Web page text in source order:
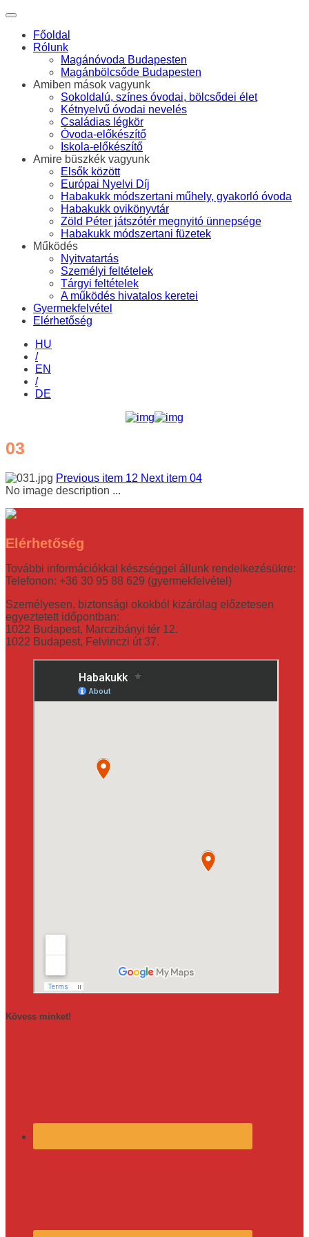
Főoldal
Rólunk
Magánóvoda Budapesten
Magánbölcsőde Budapesten
Amiben mások vagyunk
Sokoldalú, színes óvodai, bölcsődei élet
Kétnyelvű óvodai nevelés
Családias légkör
Óvoda-előkészítő
Iskola-előkészítő
Amire büszkék vagyunk
Elsők között
Európai Nyelvi Díj
Habakukk módszertani műhely, gyakorló óvoda
Habakukk ovikönyvtár
Zöld Péter játszótér megnyitó ünnepsége
Habakukk módszertani füzetek
Működés
Nyitvatartás
Személyi feltételek
Tárgyi feltételek
A működés hivatalos keretei
Gyermekfelvétel
Elérhetőség
HU
/
EN
/
DE
03
Previous item 12 Next item 04
No image description ...
Elérhetőség
További információkkal készséggel állunk rendelkezésükre:
Telefonon: +36 30 95 88 629 (gyermekfelvétel)
Személyesen, biztonsági okokból kizárólag előzetesen
egyeztetett időpontban:
1022 Budapest, Marczibányi tér 12.
1022 Budapest, Felvinczi út 37.
Kövess minket!